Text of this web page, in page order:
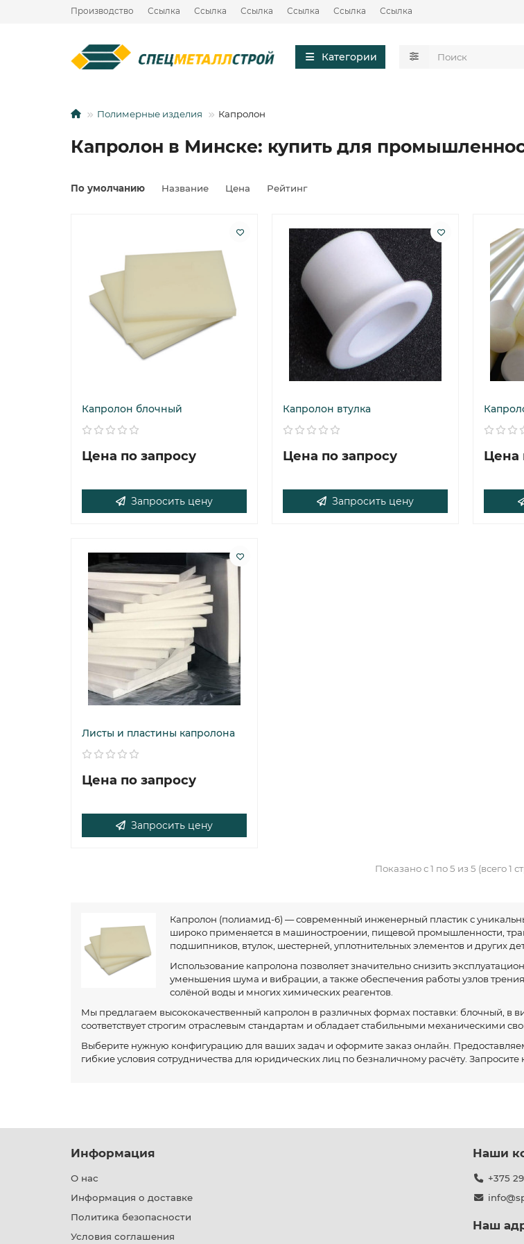
Производство Ссылка Ссылка Ссылка Ссылка Ссылка Ссылка
Категории
Полимерные изделия Капролон
Капролон в Минске: купить для
По умолчанию Название Цена Рейтинг
Капролон блочный
Цена по запросу
Запросить цену
Капролон втулка
Цена по запросу
Запросить цену
Цена
Листы и пластины капролона
Цена по запросу
Запросить цену
Показано с 1 по 5 из 5 (всего 1
Капролон (полиамид-6) — современный инженерный пластик с
широко применяется в машиностроении, пищевой промышленности,
подшипников, втулок, шестерней, уплотнительных элементов и других
Использование капролона позволяет значительно снизить
уменьшения шума и вибрации, а также обеспечения работы узлов
солёной воды и многих химических реагентов.
Мы предлагаем высококачественный капролон в различных формах поставки: блочный, в
соответствует строгим отраслевым стандартам и обладает стабильными механическими
Выберите нужную конфигурацию для ваших задач и оформите заказ онлайн.
гибкие условия сотрудничества для юридических лиц по безналичному расчёту.
Информация
О нас
Информация о доставке
Политика безопасности
Условия соглашения
Наши
+375
Наш